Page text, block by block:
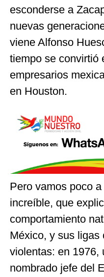
esconderse a
nuevas
viene Alfonso
tiempo se convirtió
empresarios
en Houston.
Pero vamos poco
increíble, que
comportamiento
México, y sus ligas
violentas: en 1976,
nombrado jefe del